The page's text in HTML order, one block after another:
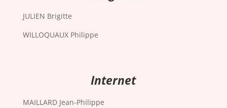
JULIEN Brigitte
WILLOQUAUX Philippe
Internet
MAILLARD Jean-Philippe